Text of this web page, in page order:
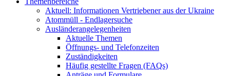
Aktuell: Informationen Vertriebener aus der Ukraine
Atommüll - Endlagersuche
Ausländerangelegenheiten
Aktuelle Themen
Öffnungs- und Telefonzeiten
Zuständigkeiten
Häufig gestellte Fragen (FAQs)